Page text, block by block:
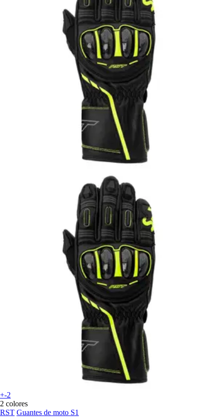
+-2
2 colores
RST Guantes de moto S1